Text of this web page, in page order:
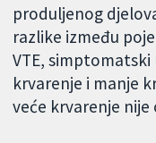
produljenog
razlike između
VTE, simptomatski
krvarenje i manje
veće krvarenje nije